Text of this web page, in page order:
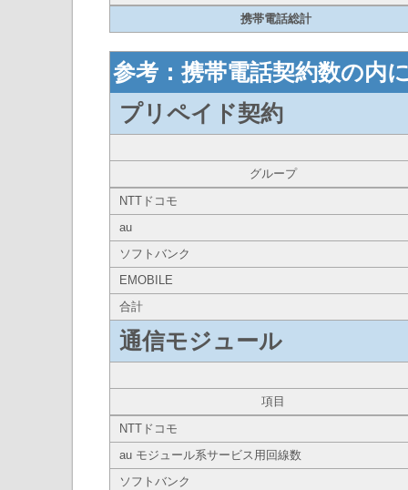
携帯電話総計
参考：携帯電話契約数の内
プリペイド契約
グループ
NTTドコモ
au
ソフトバンク
EMOBILE
合計
通信モジュール
項目
NTTドコモ
au モジュール系サービス用回線数
ソフトバンク